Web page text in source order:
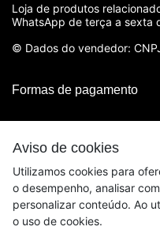
Aviso de cookies
Utilizamos cookies para
o desempenho, analisar
personalizar conteúdo. Ao
o uso de cookies.
Loja de produtos
WhatsApp de terça a sexta
© Dados do vendedor:
Formas de pagamento